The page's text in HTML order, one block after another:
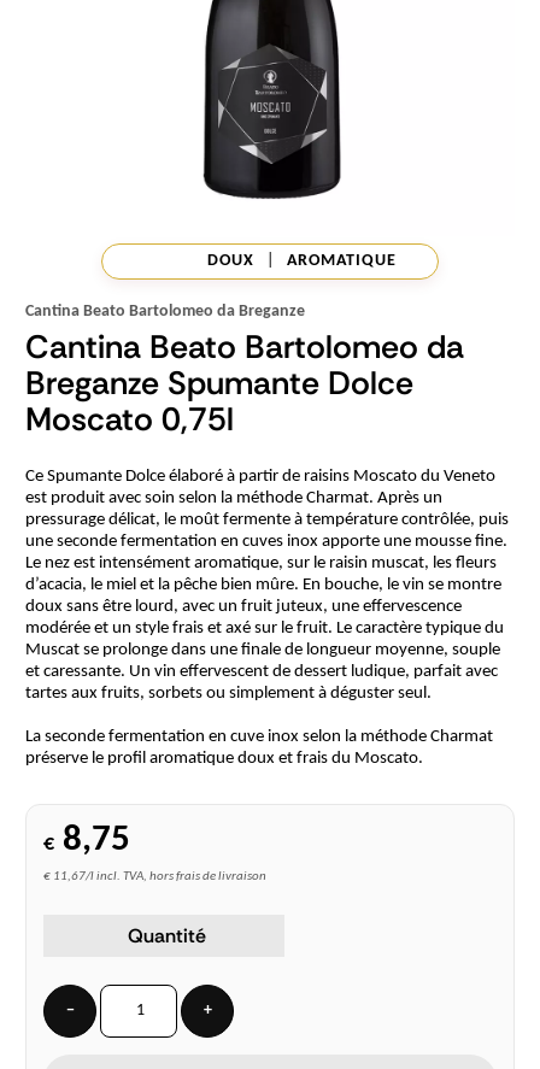
DOUX AROMATIQUE
Cantina Beato Bartolomeo da Breganze
Cantina Beato Bartolomeo da
Breganze Spumante Dolce
Moscato 0,75l
Ce Spumante Dolce élaboré à partir de raisins Moscato du Veneto
est produit avec soin selon la méthode Charmat. Après un
pressurage délicat, le moût fermente à température contrôlée, puis
une seconde fermentation en cuves inox apporte une mousse fine.
Le nez est intensément aromatique, sur le raisin muscat, les fleurs
d’acacia, le miel et la pêche bien mûre. En bouche, le vin se montre
doux sans être lourd, avec un fruit juteux, une effervescence
modérée et un style frais et axé sur le fruit. Le caractère typique du
Muscat se prolonge dans une finale de longueur moyenne, souple
et caressante. Un vin effervescent de dessert ludique, parfait avec
tartes aux fruits, sorbets ou simplement à déguster seul.
La seconde fermentation en cuve inox selon la méthode Charmat
préserve le profil aromatique doux et frais du Moscato.
€ 8,75
€ 11,67/l incl. TVA, hors frais de livraison
Quantité
− +